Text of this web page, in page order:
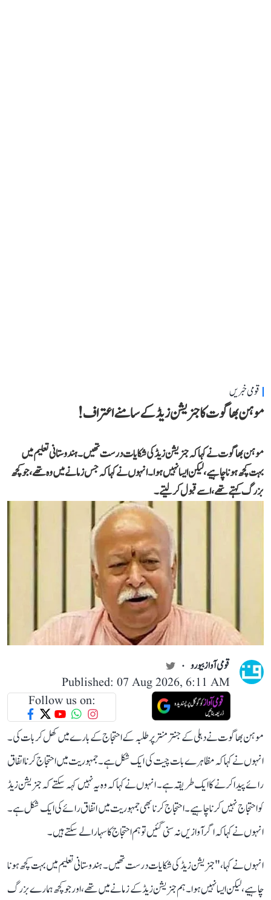
قومی خبریں
موہن بھاگوت کا جنریشن زیڈ کے سامنے اعتراف!
موہن بھاگوت نے کہاکہ جنریشن زیڈ کی شکایات درست تھیں۔ ہندوستانی تعلیم میں
بہت کچھ ہونا چاہیے، لیکن ایسا نہیں ہوا۔انہوں نے کہا کہ جس زمانے میں وہ تھے،جو کچھ
بزرگ کہتے تھے، اسے قبول کر لیتے۔
قومی آواز بیورو
Published: 07 Aug 2026, 6:11 AM
Follow us on:
موہن بھاگوت نے دہلی کے جنتر منتر پر طلبہ کے احتجاج کے بارے میں کھل کر بات کی۔
انہوں نے کہا کہ مظاہرے بات چیت کی ایک شکل ہے۔ جمہوریت میں احتجاج کرنا اتفاق
رائے پیدا کرنے کا ایک طریقہ ہے۔ انہوں نے کہا کہ وہ یہ نہیں کہہ سکتے کہ جنریشن زیڈ
کو احتجاج نہیں کرنا چاہیے۔احتجاج کرنا بھی جمہوریت میں اتفاق رائے کی ایک شکل ہے۔
انہو ں نے کہا کہ اگر آوازیں نہ سنی گئیں تو ہم احتجاج کا سہارا لے سکتے ہیں۔
انہوں نے کہا، " جنریشن زیڈ کی شکایات درست تھیں۔ ہندوستانی تعلیم میں بہت کچھ ہونا
چاہیے، لیکن ایسا نہیں ہوا۔ ہم جنریشن زیڈ کے زمانے میں تھے، اور جو کچھ ہمارے بزرگ